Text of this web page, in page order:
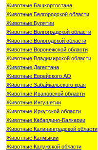
Животные Башкортостана
Животные Белгородской области
Животные Бурятии
Животные Волгоградской области
Животные Вологодской области
Животные Воронежской области
Животные Владимирской области
Животные Дагестана
Животные Еврейского АО
Животные Забайкальского края
Животные Ивановской области
Животные Ингушетии
Животные Иркутской области
Животные Кабардино-Балкарии
Животные Калининградской области
Животные Калмыкии
Животные Калужской области